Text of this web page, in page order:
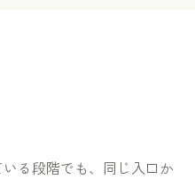
る段階でも、同じ入口か